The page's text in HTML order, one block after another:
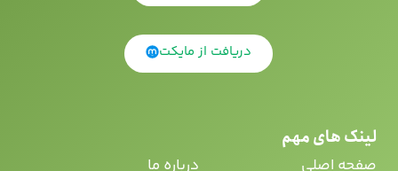
لینک های مهم
صفحه اصلی درباره ما
دریافت از مایکت